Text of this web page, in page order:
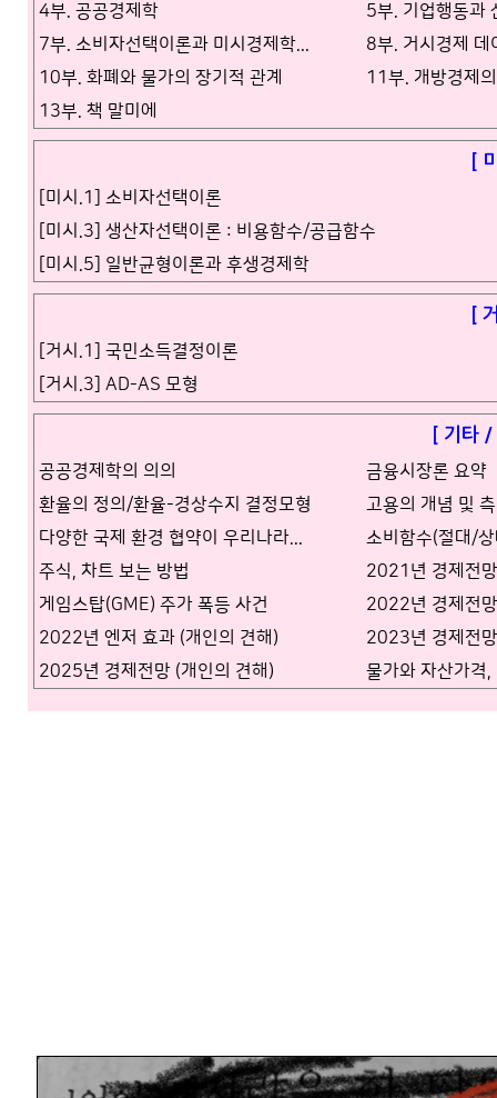
4부. 공공경제학
5부. 기업행동과
7부. 소비자선택이론과 미시경제학...
8부. 거시경제 데
10부. 화폐와 물가의 장기적 관계
11부. 개방경제
13부. 책 말미에
[
[미시.1] 소비자선택이론
[미시.3] 생산자선택이론 : 비용함수/공급함수
[미시.5] 일반균형이론과 후생경제학
[
[거시.1] 국민소득결정이론
[거시.3] AD-AS 모형
[ 기타
공공경제학의 의의
금융시장론 요약
환율의 정의/환율-경상수지 결정모형
고용의 개념 및
다양한 국제 환경 협약이 우리나라...
소비함수(절대/
주식, 차트 보는 방법
2021년 경제전
게임스탑(GME) 주가 폭등 사건
2022년 경제전
2022년 엔저 효과 (개인의 견해)
2023년 경제전
2025년 경제전망 (개인의 견해)
물가와 자산가격,